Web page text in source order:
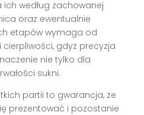
według zachowanej
oraz ewentualnie
etapów wymaga od
cierpliwości, gdyż precyzja
nie tylko dla
sukni.
partii to gwarancja, że
prezentować i pozostanie